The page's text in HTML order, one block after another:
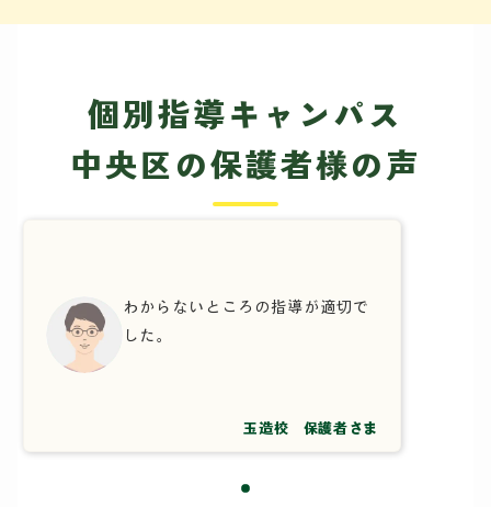
個別指導キャンパス
中央区の保護者様の声
わからないところの指導が適切で
した。
玉造校 保護者さま